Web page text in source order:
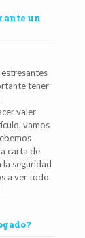
ante un
tener
valer
vamos
carta de
seguridad
a ver todo